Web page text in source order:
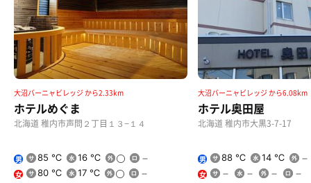
大沼バーニャビレッジ から2.33km
ホテルめぐま
北海道 稚内市声問２丁目１３−１４
男 85 ℃ 16 ℃
女 80 ℃ 17 ℃
大沼バーニャビレッジ から6.08km
ホテル奥田屋
北海道 稚内市大黒3-7-17
男 88 ℃ 14 ℃
女